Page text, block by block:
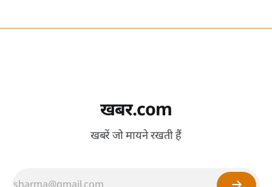
खबर.com
खबरें जो मायने रखती हैं